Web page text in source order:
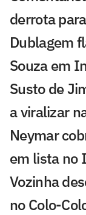
derrota
Dublagem
Souza em
Susto de
a viralizar
Neymar
em lista no
Vozinha
no Colo-